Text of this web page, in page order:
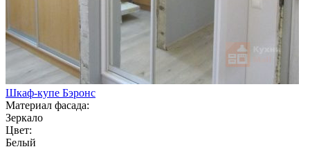
Шкаф-купе Бэронс
Материал фасада:
Зеркало
Цвет:
Белый